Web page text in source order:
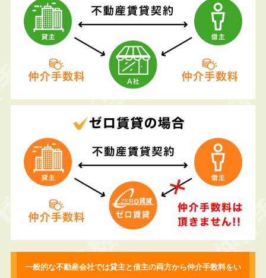
一般的な不動産会社では貸主と借主の両方から仲介手数料をい